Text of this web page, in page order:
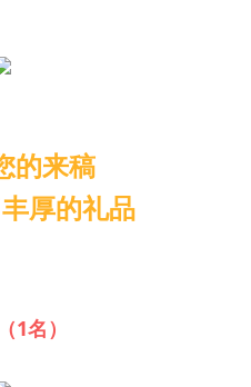
的来稿
厚的礼品
1名）